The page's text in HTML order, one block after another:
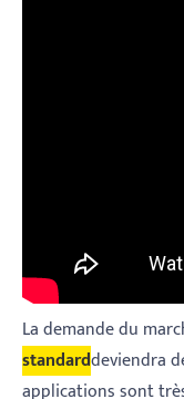
La demande du
standarddeviendra
applications sont